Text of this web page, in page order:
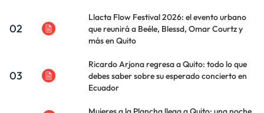
02
Llacta Flow Festival 2026: el evento urbano
que reunirá a Beéle, Blessd, Omar Courtz y
más en Quito
03
Ricardo Arjona regresa a Quito: todo lo que
debes saber sobre su esperado concierto en
Ecuador